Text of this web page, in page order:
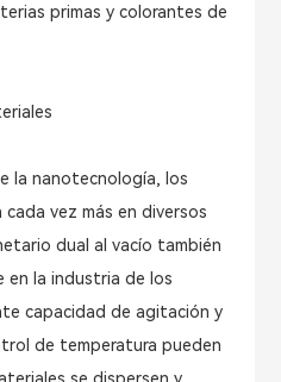
primas y colorantes de
la nanotecnología, los
vez más en diversos
dual al vacío también
en la industria de los
capacidad de agitación y
de temperatura pueden
se dispersen y